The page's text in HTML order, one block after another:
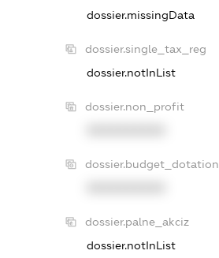
dossier.missingData
dossier.single_tax_reg
dossier.notInList
dossier.non_profit
dossier.budget_dotation
dossier.palne_akciz
dossier.notInList